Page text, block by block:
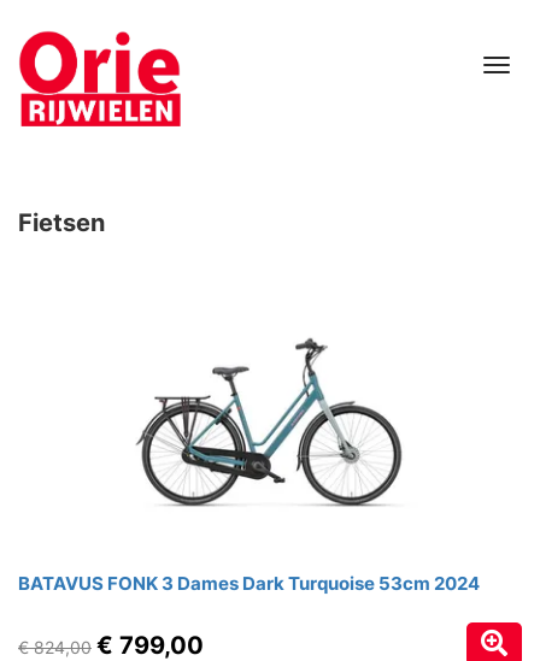
Fietsen
BATAVUS FONK 3 Dames Dark Turquoise 53cm 2024
€ 824,00 € 799,00